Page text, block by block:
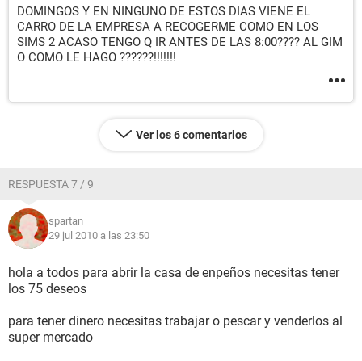
DOMINGOS Y EN NINGUNO DE ESTOS DIAS VIENE EL
CARRO DE LA EMPRESA A RECOGERME COMO EN LOS
SIMS 2 ACASO TENGO Q IR ANTES DE LAS 8:00???? AL GIM
O COMO LE HAGO ??????!!!!!!!
Ver los 6 comentarios
RESPUESTA 7 / 9
spartan
29 jul 2010 a las 23:50
hola a todos para abrir la casa de enpeños necesitas tener
los 75 deseos
para tener dinero necesitas trabajar o pescar y venderlos al
super mercado